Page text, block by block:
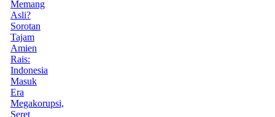
Memang
Asli?
Sorotan
Tajam
Amien
Rais:
Indonesia
Masuk
Era
Megakorupsi,
Seret